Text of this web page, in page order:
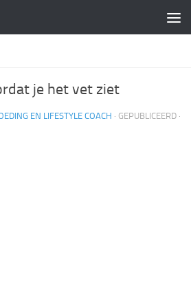
je het vet ziet
EN LIFESTYLE COACH · GEPUBLICEERD ·